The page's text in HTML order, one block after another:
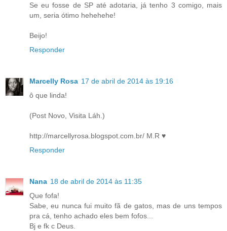
Se eu fosse de SP até adotaria, já tenho 3 comigo, mais
um, seria ótimo hehehehe!
Beijo!
Responder
Marcelly Rosa 17 de abril de 2014 às 19:16
ô que linda!
(Post Novo, Visita Láh.)
http://marcellyrosa.blogspot.com.br/ M.R ♥
Responder
Nana 18 de abril de 2014 às 11:35
Que fofa!
Sabe, eu nunca fui muito fã de gatos, mas de uns tempos
pra cá, tenho achado eles bem fofos...
Bj e fk c Deus.